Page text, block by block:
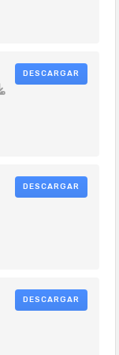
DESCARGAR
DESCARGAR
DESCARGAR